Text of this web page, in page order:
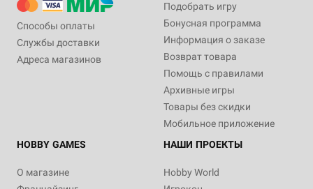
Способы оплаты
Службы доставки
Адреса магазинов
Подобрать игру
Бонусная программа
Информация о заказе
Возврат товара
Помощь с правилами
Архивные игры
Товары без скидки
Мобильное приложение
HOBBY GAMES
О магазине
НАШИ ПРОЕКТЫ
Hobby World